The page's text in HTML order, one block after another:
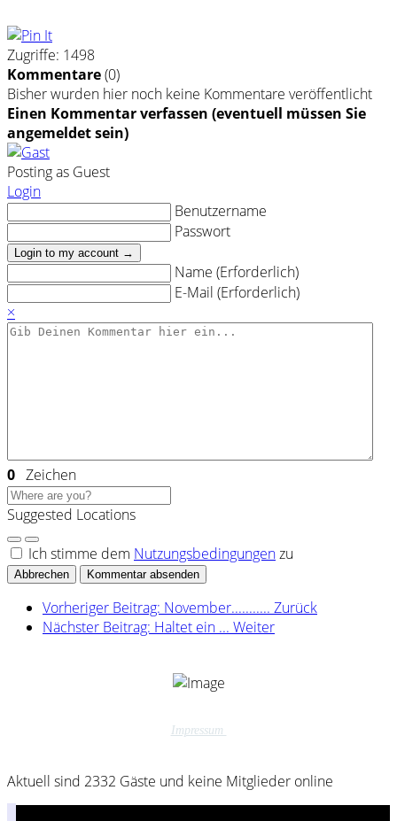
Zugriffe: 1498
Kommentare(0)
Bisher wurden hier noch keine Kommentare veröffentlicht
Einen Kommentar verfassen (eventuell müssen Sie
angemeldet sein)
Posting as Guest
Login
Benutzername
Passwort
Login to my account →
Name (Erforderlich)
E-Mail (Erforderlich)
×
0 Zeichen
Suggested Locations
Ich stimme dem Nutzungsbedingungenzu
Abbrechen Kommentar absenden
Vorheriger Beitrag: November........... Zurück
Nächster Beitrag: Haltet ein ... Weiter
Impressum
Aktuell sind 2332 Gäste und keine Mitglieder online